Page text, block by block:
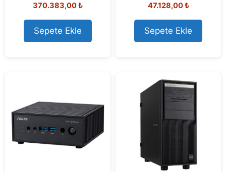
o
t
o
f
5
370.383,00₺
Sepete Ekle
o
t
o
f
5
47.128,00₺
Sepete Ekle